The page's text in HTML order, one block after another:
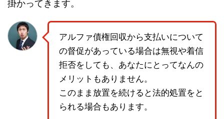
掛かってきます。
アルファ債権回収から支払いについて
の督促があっている場合は無視や着信
拒否をしても、あなたにとってなんの
メリットもありません。
このまま放置を続けると法的処置をと
られる場合もあります。